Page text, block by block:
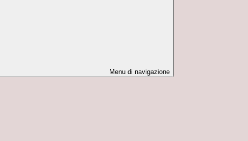
Menu di navigazione